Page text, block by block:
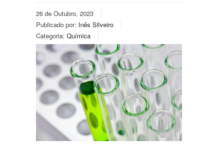
26 de Outubro, 2023
Publicado por: Inês Silveiro
Categoria: Química